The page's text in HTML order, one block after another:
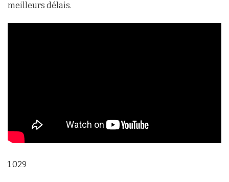
meilleurs délais.
1 029